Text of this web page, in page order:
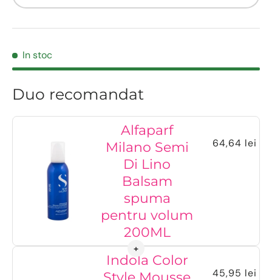
In stoc
Duo recomandat
Alfaparf
Milano Semi
Di Lino
Balsam
spuma
pentru volum
200ML
64,64 lei
Indola Color
45,95 lei